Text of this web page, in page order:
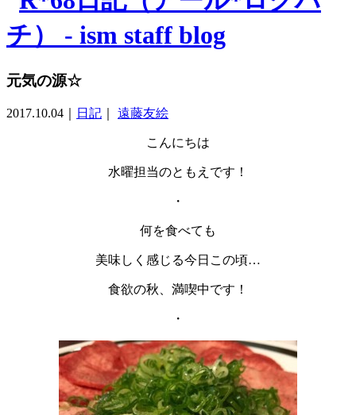
元気の源☆
2017.10.04 日記 遠藤友絵
こんにちは
水曜担当のともえです！
・
何を食べても
美味しく感じる今日この頃…
食欲の秋、満喫中です！
・